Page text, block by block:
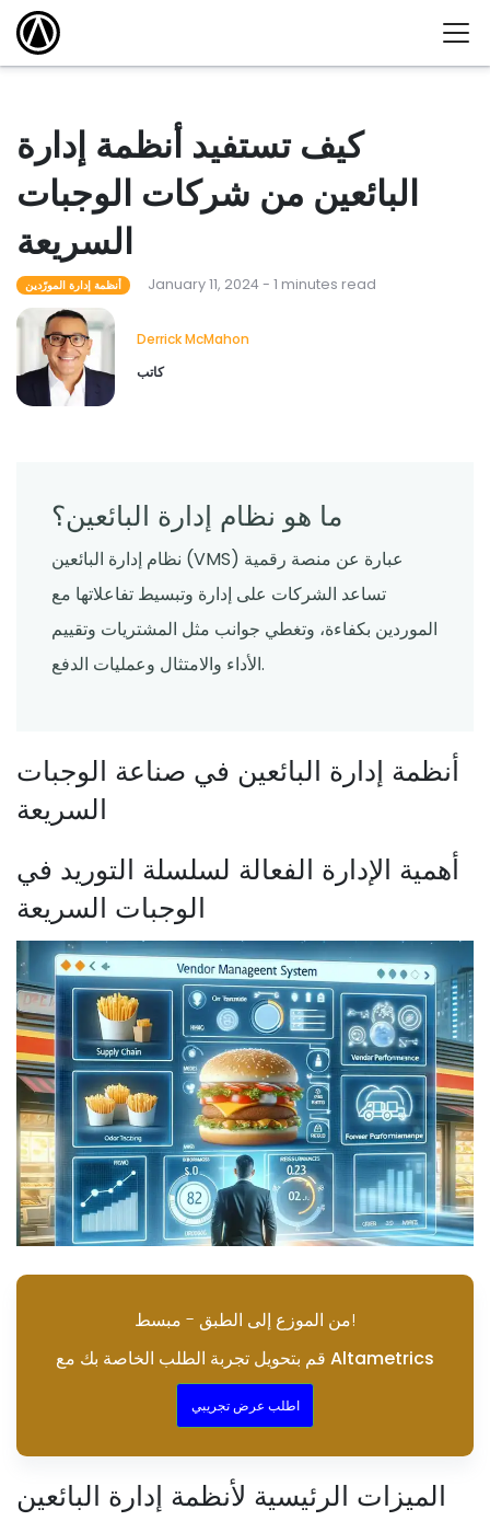
كيف تستفيد أنظمة إدارة
البائعين من شركات الوجبات
السريعة
أنظمة إدارة المورّدين January 11, 2024 - 1 minutes read
Derrick McMahon
كاتب
ما هو نظام إدارة البائعين؟
نظام إدارة البائعين (VMS) عبارة عن منصة رقمية
تساعد الشركات على إدارة وتبسيط تفاعلاتها مع
الموردين بكفاءة، وتغطي جوانب مثل المشتريات وتقييم
الأداء والامتثال وعمليات الدفع.
أنظمة إدارة البائعين في صناعة الوجبات
السريعة
أهمية الإدارة الفعالة لسلسلة التوريد في
الوجبات السريعة
من الموزع إلى الطبق - مبسط!
قم بتحويل تجربة الطلب الخاصة بك مع Altametrics
اطلب عرض تجريبي
الميزات الرئيسية لأنظمة إدارة البائعين